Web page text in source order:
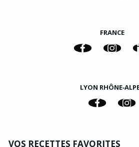
FRANCE
LYON
VOS RECETTES FAVORITES